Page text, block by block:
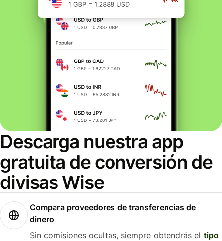
Descarga nuestra app
gratuita de conversión de
divisas Wise
Compara proveedores de transferencias de
dinero
Sin comisiones ocultas, siempre obtendrás el tipo